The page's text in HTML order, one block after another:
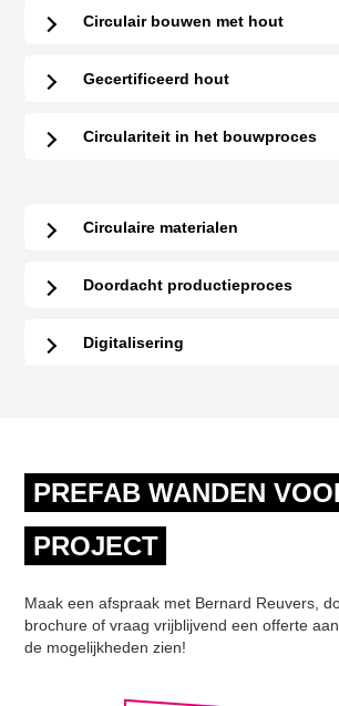
Circulair bouwen met hout
Gecertificeerd hout
Circulariteit in het bouwproces
Circulaire materialen
Doordacht productieproces
Digitalisering
PREFAB WANDEN
PROJECT
Maak een afspraak met Bernard Reuvers,
brochure of vraag vrijblijvend een offerte
de mogelijkheden zien!